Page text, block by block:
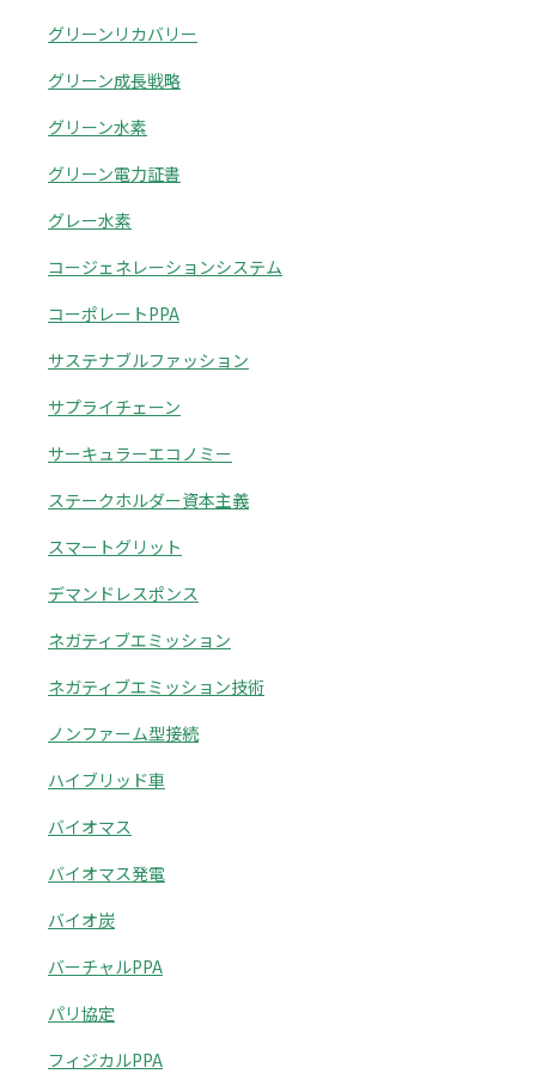
グリーンリカバリー
グリーン成長戦略
グリーン水素
グリーン電力証書
グレー水素
コージェネレーションシステム
コーポレートPPA
サステナブルファッション
サプライチェーン
サーキュラーエコノミー
ステークホルダー資本主義
スマートグリット
デマンドレスポンス
ネガティブエミッション
ネガティブエミッション技術
ノンファーム型接続
ハイブリッド車
バイオマス
バイオマス発電
バイオ炭
バーチャルPPA
パリ協定
フィジカルPPA